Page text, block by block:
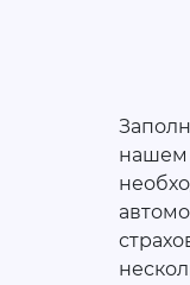
нашем